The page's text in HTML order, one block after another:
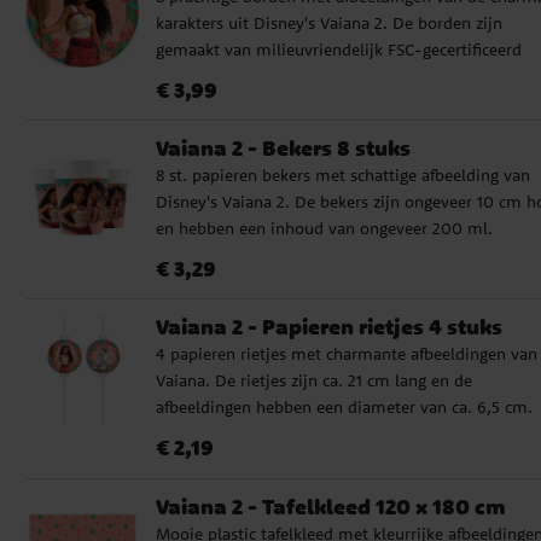
eenvoudig en snel een onvergetelijk verjaardagsfeest
vol blije kinderen en zomerse gezelligheid. Maak het
feest compleet met uitdeelzakjes, feestboxen, snoep,
kleine speeltjes en andere Vaiana-decoraties. In het
pakket voor 8 gasten: ✔️ 8 Vaiana borden, 23 cm ✔️ 8
Vaiana papieren bekers, 200 ml ✔️ 20 Vaiana
servetten, 33 x 33 cm ✔️ 1 donkergroen plastic
tafelkleed, 137 x 274 cm ✔️ 10 turquoise ballonnen
10 perzikkleurige ballonnen In het pakket voor 16
gasten: ✔️ 16 Vaiana borden, 23 cm ✔️ 16 Vaiana
33 cm ✔️ 1 donkergroen plastic tafelkleed, 137 x 274
✔️ 10 turquoise ballonnen ✔️ 10 perzikkleurige
ballonnen
karakters uit Disney's Vaiana 2. De borden zijn
gemaakt van milieuvriendelijk FSC-gecertificeerd
Prijs :€ 3,99
€ 3,99
Vaiana 2 - Bekers 8 stuks
8 st. papieren bekers met schattige afbeelding van
Disney's Vaiana 2. De bekers zijn ongeveer 10 cm
en hebben een inhoud van ongeveer 200 ml.
Prijs :€ 3,29
€ 3,29
Vaiana 2 - Papieren rietjes 4 stuks
4 papieren rietjes met charmante afbeeldingen van
Vaiana. De rietjes zijn ca. 21 cm lang en de
afbeeldingen hebben een diameter van ca. 6,5 cm.
Prijs :€ 2,19
€ 2,19
Vaiana 2 - Tafelkleed 120 x 180 cm
Mooie plastic tafelkleed met kleurrijke